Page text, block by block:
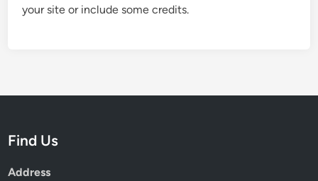
your site or include some credits.
Find Us
Address